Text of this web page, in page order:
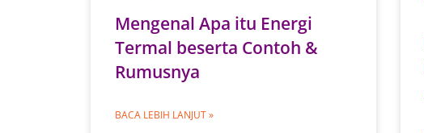
Mengenal Apa itu Energi
Termal beserta Contoh &
Rumusnya
BACA LEBIH LANJUT »